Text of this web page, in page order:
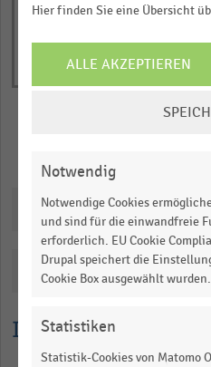
Lesehilfe
der
Händler
View
data
table.
Hier finden Sie eine Übersicht
ALLE AKZEPTIEREN
Notwendig
Notwendige Cookies
und sind für die einwandfreie
erforderlich. EU Cookie
Drupal speichert die
Cookie Box ausgewählt wurden.
Statistiken
Statistik-Cookies von Matomo